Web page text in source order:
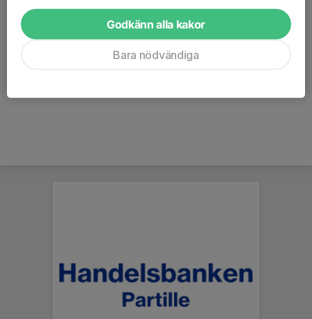
gärna tillgången på mat i frysboxen och i specerilådan
veckan innan.
Stug- och träningsvärdslista.pdf
Godkänn alla kakor
Bara nödvändiga